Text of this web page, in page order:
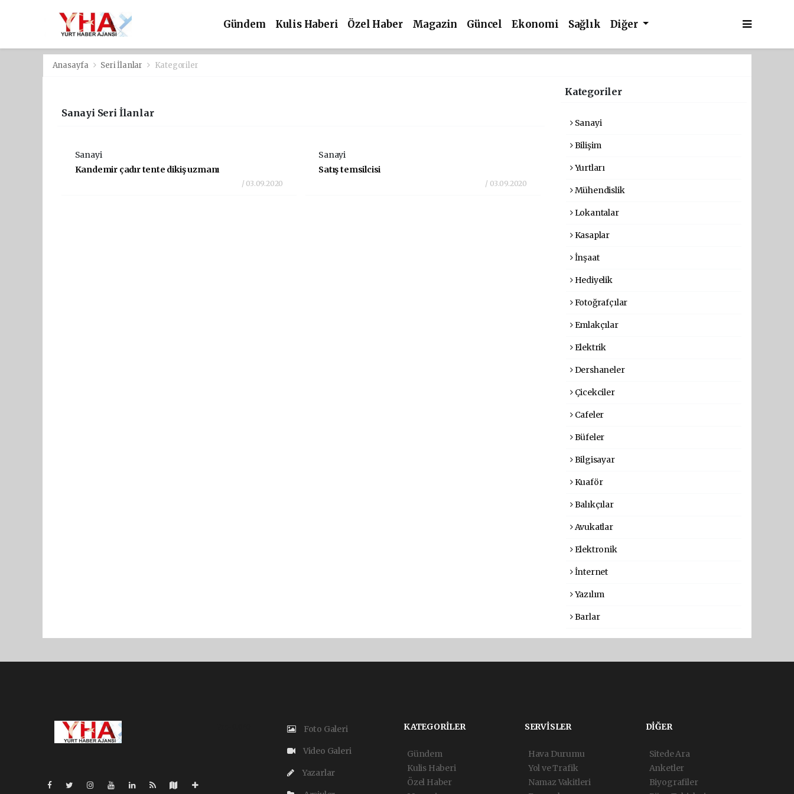
Gündem Kulis Haberi Özel Haber Magazin Güncel Ekonomi Sağlık Diğer
Anasayfa Seri İlanlar Kategoriler
Sanayi Seri İlanlar
Sanayi
Kandemir çadır tente dikiş uzmanı
/ 03.09.2020
Sanayi
Satış temsilcisi
/ 03.09.2020
Kategoriler
Sanayi
Bilişim
Yurtları
Mühendislik
Lokantalar
Kasaplar
İnşaat
Hediyelik
Fotoğrafçılar
Emlakçılar
Elektrik
Dershaneler
Çicekciler
Cafeler
Büfeler
Bilgisayar
Kuaför
Balıkçılar
Avukatlar
Elektronik
İnternet
Yazılım
Barlar
Foto Galeri
Video Galeri
Yazarlar
KATEGORİLER
Gündem
Kulis Haberi
Özel Haber
SERVİSLER
Hava Durumu
Yol ve Trafik
Namaz Vakitleri
DİĞER
Sitede Ara
Anketler
Biyografiler